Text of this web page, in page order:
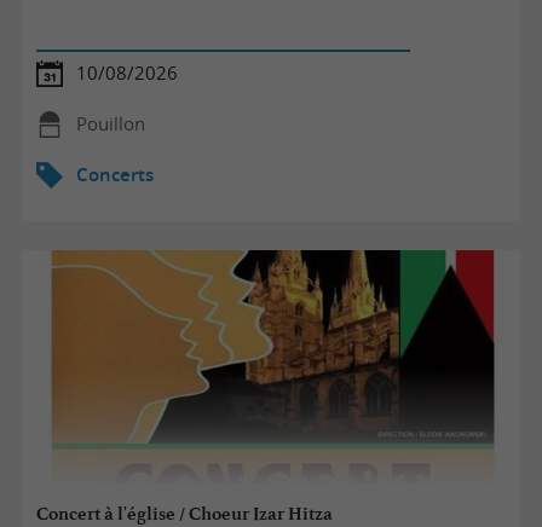
10/08/2026
Pouillon
Concerts
Concert à l'église / Choeur Izar Hitza